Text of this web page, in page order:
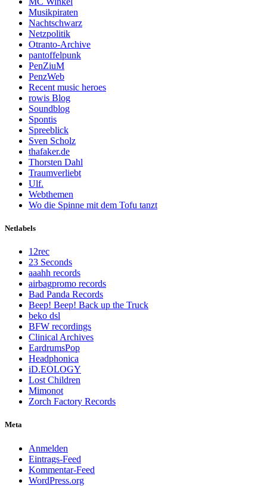
Musikpiraten
Nachtschwarz
Netzpolitik
Otranto-Archive
pantoffelpunk
PenZiuM
PenzWeb
Recent music heroes
rowis Blog
Soundblog
Spontis
Spreeblick
Sven Scholz
thafaker.de
Thorsten Dahl
Traumverliebt
Ulf.
Webthemen
Wo die Spinne mit dem Tofu tanzt
Netlabels
12rec
23 Seconds
aaahh records
airbagpromo records
Bad Panda Records
Beep! Beep! Back up the Truck
beko dsl
BFW recordings
Clinical Archives
EardrumsPop
Headphonica
iD.EOLOGY
Lost Children
Mimonot
Zorch Factory Records
Meta
Anmelden
Eintrags-Feed
Kommentar-Feed
WordPress.org